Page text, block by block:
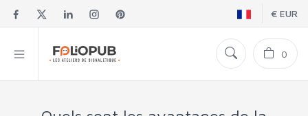
€ EUR
0